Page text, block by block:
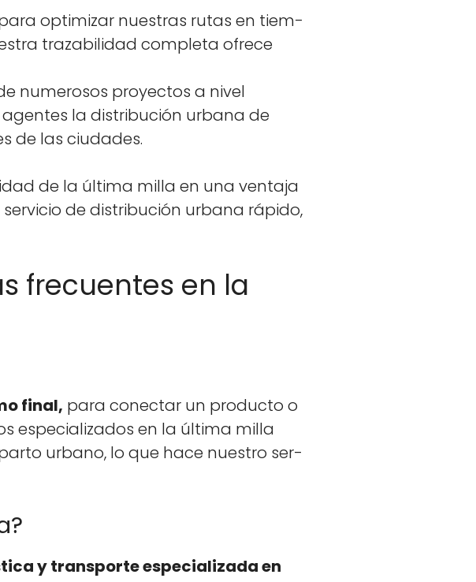
opti­mizar nues­tras rutas en tiem­
traz­abil­i­dad com­ple­ta ofrece
numerosos proyec­tos a niv­el
la dis­tribu­ción urbana de
de las ciu­dades.
de la últi­ma mil­la en una ven­ta­ja
de dis­tribu­ción urbana rápi­do,
frecuentes en la
final, para conec­tar un pro­duc­to o
espe­cial­iza­dos en la últi­ma mil­la
urbano, lo que hace nue­stro ser­
y trans­porte espe­cial­iza­da en